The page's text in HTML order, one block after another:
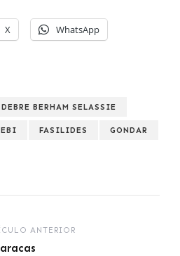
X WhatsApp
DEBRE BERHAM SELASSIE
FASILIDES GONDAR
ANTERIOR